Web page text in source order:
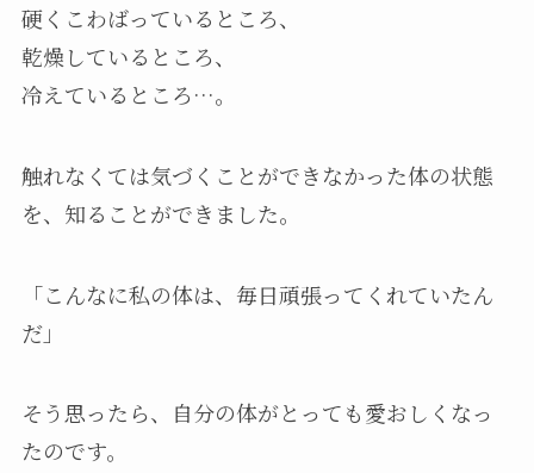
硬くこわばっているところ、
乾燥しているところ、
冷えているところ…。
触れなくては気づくことができなかった体の状態
を、知ることができました。
「こんなに私の体は、毎日頑張ってくれていたん
だ」
そう思ったら、自分の体がとっても愛おしくなっ
たのです。